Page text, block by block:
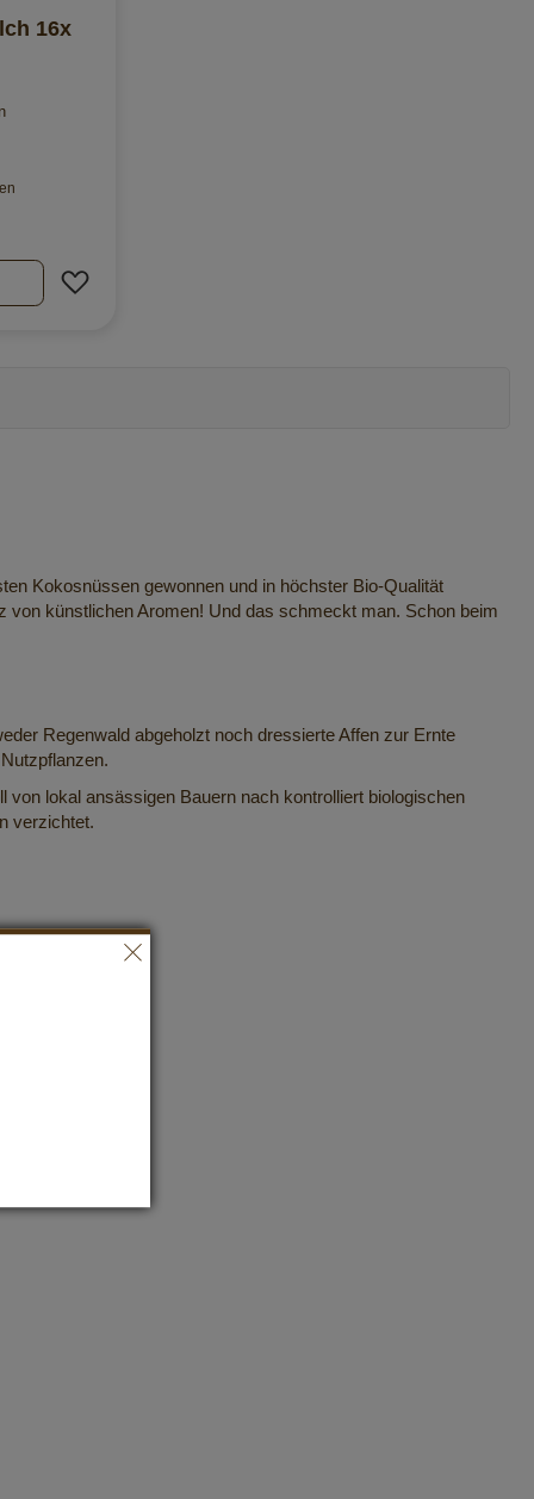
16x
Kokosnüssen gewonnen und in höchster Bio-Qualität
künstlichen Aromen! Und das schmeckt man. Schon beim
Regenwald abgeholzt noch dressierte Affen zur Ernte
von lokal ansässigen Bauern nach kontrolliert biologischen
verzichtet.